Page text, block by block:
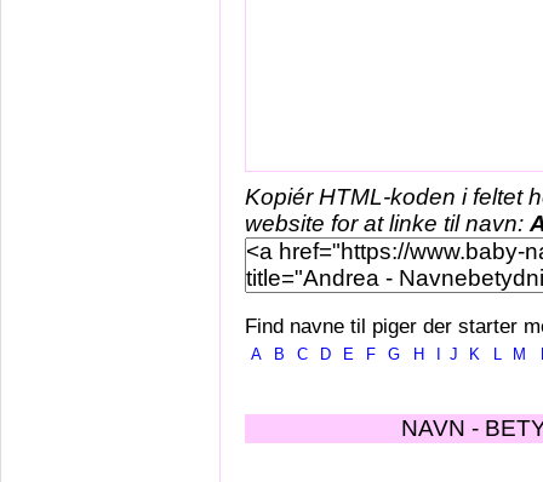
Kopiér HTML-koden i feltet
website for at linke til navn:
Find navne til piger der starter
A B C D E F G H J K L M
NAVN -